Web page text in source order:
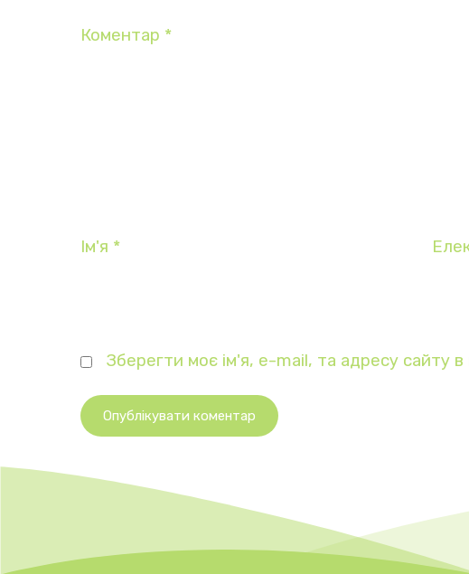
Коментар *
Ім'я *
Зберегти моє ім'я, e-mail, та адресу сайту
Опублікувати коментар